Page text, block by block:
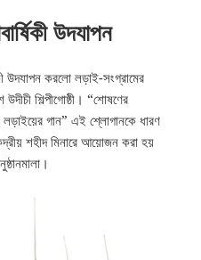
উদযাপন
উদযাপন করলো লড়াই-সংগ্রামের
শিল্পীগোষ্ঠী। “শোষণের
লড়াইয়ের গান” এই শ্লোগানকে ধারণ
শহীদ মিনারে আয়োজন করা হয়